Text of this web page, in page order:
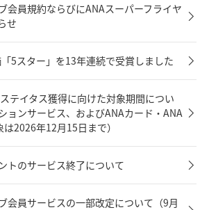
会員規約ならびにANAスーパーフライヤ
せ
「5スター」を13年連続で受賞しました
テイタス獲得に向けた対象期間につい
ョンサービス、およびANAカード・ANA
2026年12月15日まで）
トのサービス終了について
会員サービスの一部改定について（9月